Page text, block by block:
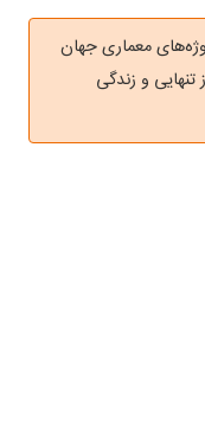
معماری جهان
و زندگی